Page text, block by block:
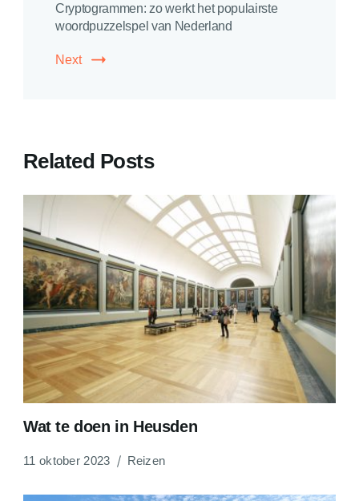
Cryptogrammen: zo werkt het populairste
woordpuzzelspel van Nederland
Next
Related Posts
Wat te doen in Heusden
11 oktober 2023 Reizen